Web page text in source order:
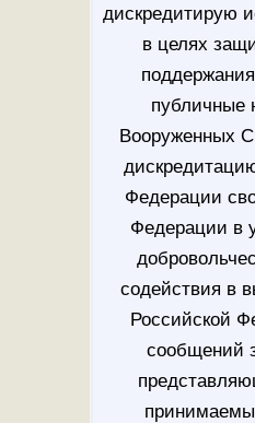
дискредитирую
в целях
публичные
Вооруженных
Федерации
Федерации в
содействия в
Российской
сообщений